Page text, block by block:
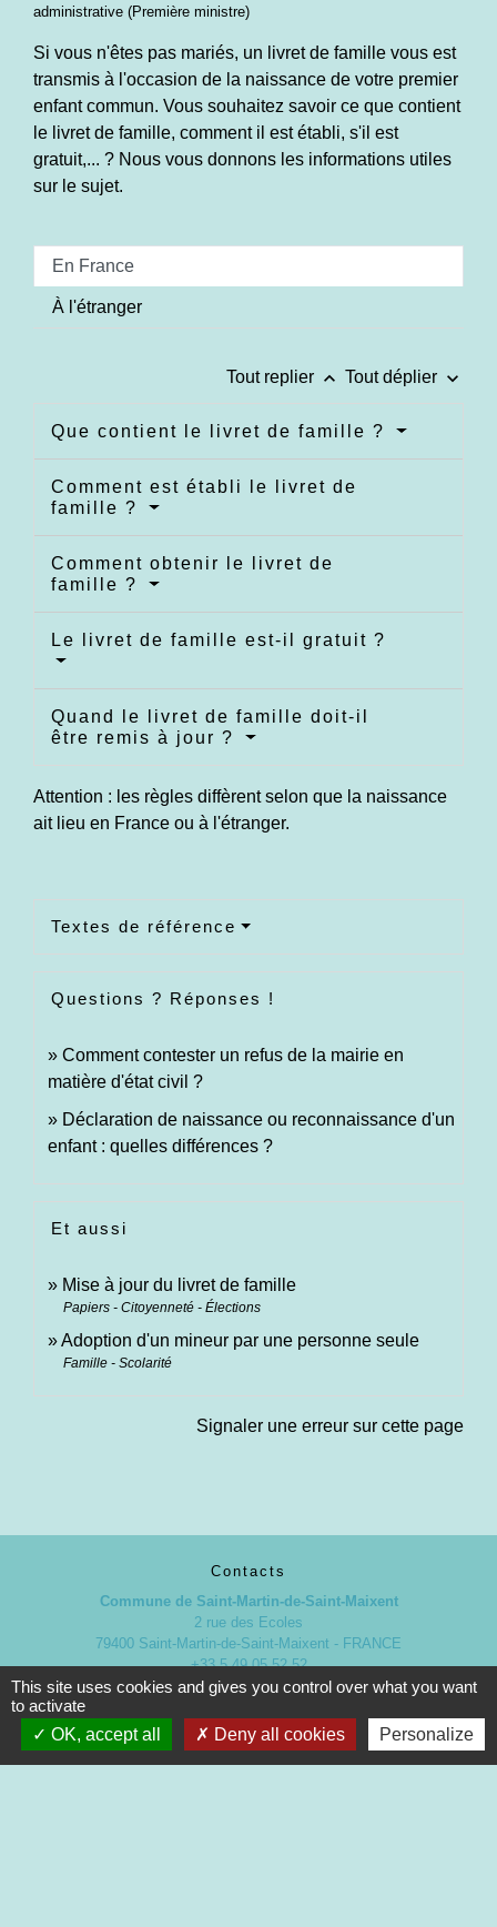
administrative (Première ministre)
Si vous n'êtes pas mariés, un livret de famille vous est
transmis à l'occasion de la naissance de votre premier
enfant commun. Vous souhaitez savoir ce que contient
le livret de famille, comment il est établi, s'il est
gratuit,... ? Nous vous donnons les informations utiles
sur le sujet.
En France
À l'étranger
Tout replier keyboard_arrow_up Tout déplier keyboard_arrow_down
Que contient le livret de famille ?
Comment est établi le livret de
famille ?
Comment obtenir le livret de
famille ?
Le livret de famille est-il gratuit ?
Quand le livret de famille doit-il
être remis à jour ?
Attention : les règles diffèrent selon que la naissance
ait lieu en France ou à l'étranger.
Textes de référence
Questions ? Réponses !
Comment contester un refus de la mairie en
matière d'état civil ?
Déclaration de naissance ou reconnaissance d'un
enfant : quelles différences ?
Et aussi
Mise à jour du livret de famille
Papiers - Citoyenneté - Élections
Adoption d'un mineur par une personne seule
Famille - Scolarité
Signaler une erreur sur cette page
Contacts
Commune de Saint-Martin-de-Saint-Maixent
2 rue des Ecoles
79400 Saint-Martin-de-Saint-Maixent - FRANCE
+33 5 49 05 52 52
Contact par formulaire
This site uses cookies and gives you control over what you want
to activate
OK, accept all
Deny all cookies Personalize